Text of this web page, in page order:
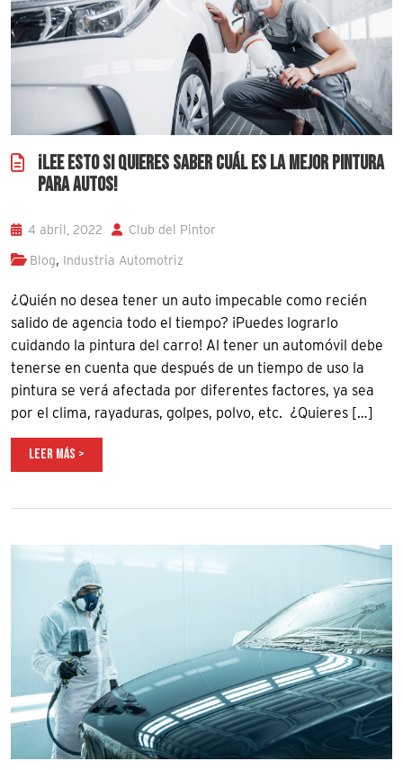
¡LEE ESTO SI QUIERES SABER CUÁL ES LA MEJOR PINTURA
PARA AUTOS!
4 abril, 2022 Club del Pintor
Blog, Industria Automotriz
¿Quién no desea tener un auto impecable como recién
salido de agencia todo el tiempo? ¡Puedes lograrlo
cuidando la pintura del carro! Al tener un automóvil debe
tenerse en cuenta que después de un tiempo de uso la
pintura se verá afectada por diferentes factores, ya sea
por el clima, rayaduras, golpes, polvo, etc. ¿Quieres […]
LEER MÁS >